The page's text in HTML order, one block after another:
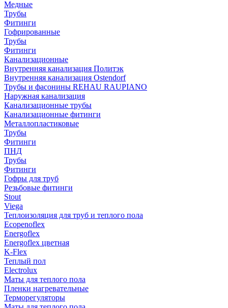
Медные
Трубы
Фитинги
Гофрированные
Трубы
Фитинги
Канализационные
Внутренняя канализация Политэк
Внутренняя канализация Ostendorf
Трубы и фасонины REHAU RAUPIANO
Наружная канализация
Канализационные трубы
Канализационные фитинги
Металлопластиковые
Трубы
Фитинги
ПНД
Трубы
Фитинги
Гофры для труб
Резьбовые фитинги
Stout
Viega
Теплоизоляция для труб и теплого пола
Ecopenoflex
Energoflex
Energoflex цветная
K-Flex
Теплый пол
Electrolux
Маты для теплого пола
Пленки нагревательные
Терморегуляторы